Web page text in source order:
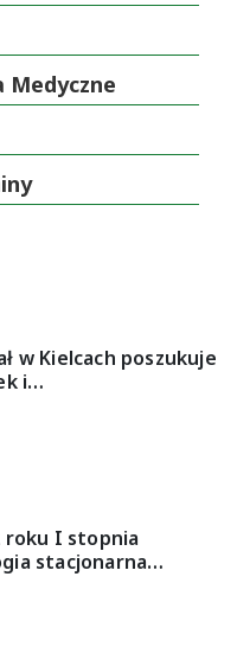
Medyczne
w Kielcach poszukuje
i…
roku I stopnia
stacjonarna…